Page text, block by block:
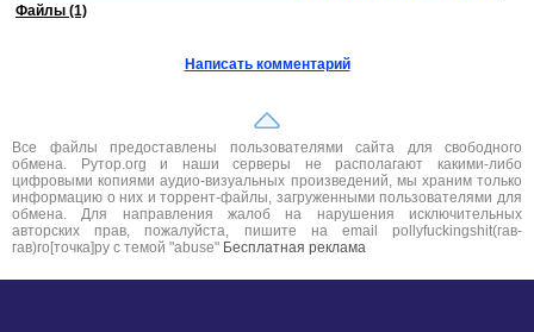
Файлы (1)
Написать комментарий
Все файлы предоставлены пользователями сайта для свободного
обмена. Рутор.org и наши серверы не располагают какими-либо
цифровыми копиями аудио-визуальных произведений, мы храним только
информацию о них и торрент-файлы, загруженными пользователями для
обмена. Для направления жалоб на нарушения исключительных
авторских прав, пожалуйста, пишите на email pollyfuckingshit(гав-
гав)ro[точка]ру с темой "abuse" Бесплатная реклама